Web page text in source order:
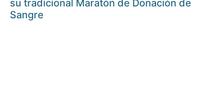
su tradicional Maratón de Donación de
Sangre